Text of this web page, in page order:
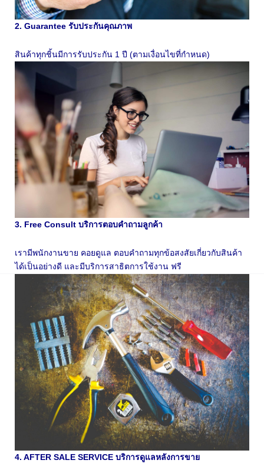
2. Guarantee รับประกันคุณภาพ
สินค้าทุกชิ้นมีการรับประกัน 1 ปี (ตามเงื่อนไขที่กำหนด)
3. Free Consult บริการตอบคำถามลูกค้า
เรามีพนักงานขาย คอยดูแล ตอบคำถามทุกข้อสงสัยเกี่ยวกับสินค้า
ได้เป็นอย่างดี และมีบริการสาธิตการใช้งาน ฟรี
4. AFTER SALE SERVICE บริการดูแลหลังการขาย